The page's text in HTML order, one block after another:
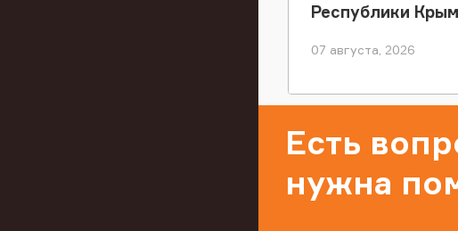
Республики Крым
07 августа, 2026
Есть
нужна